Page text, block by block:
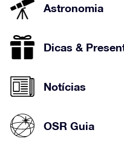
Astronomia
Dicas &
Notícias
OSR Guia